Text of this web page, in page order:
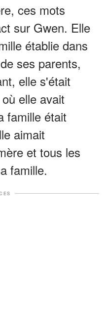
ces mots
sur Gwen. Elle
établie dans
ses parents,
elle s'était
elle avait
famille était
aimait
et tous les
famille.